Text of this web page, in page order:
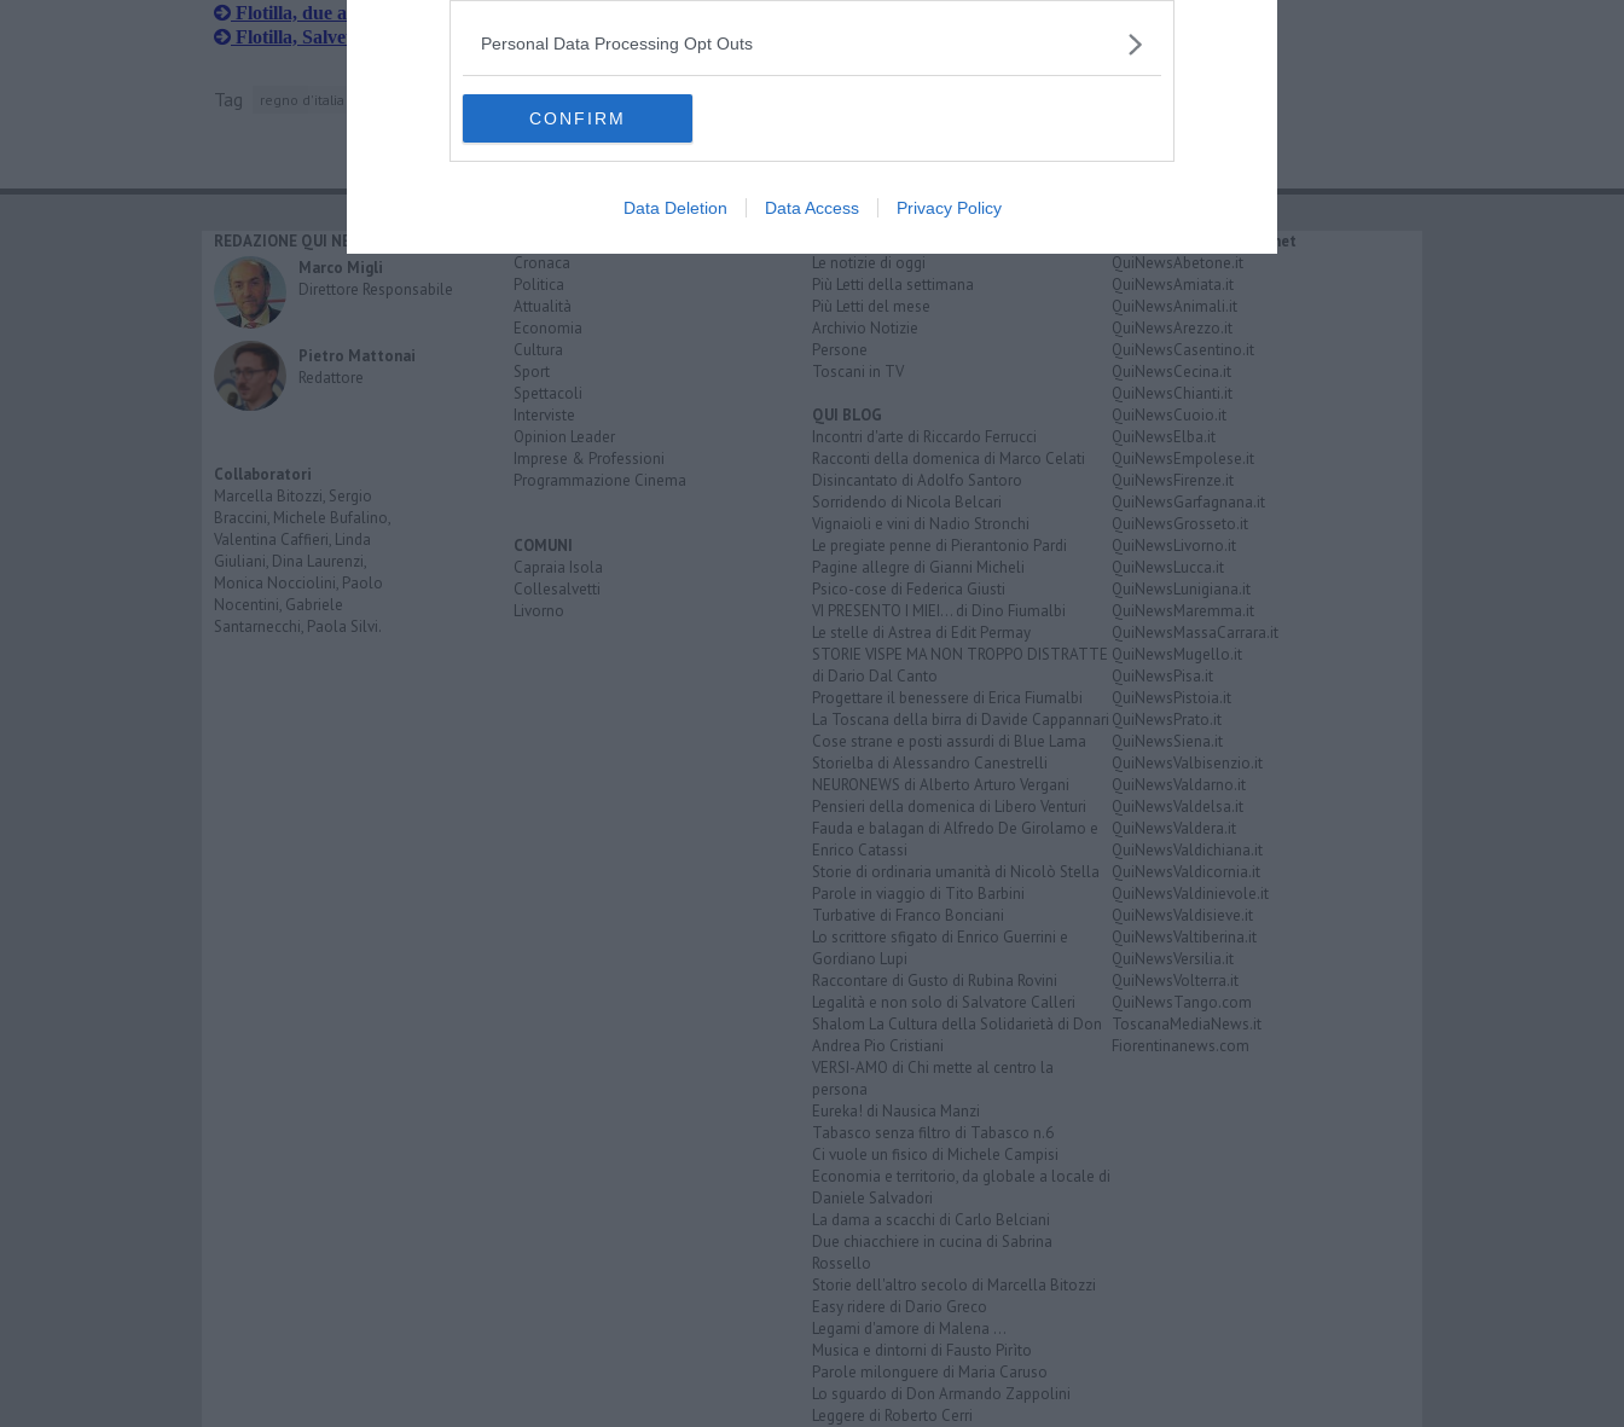
Personal Data Processing Opt Outs
CONFIRM
Data Deletion Data Access Privacy Policy
Flotilla, due attivisti livornesi bloccati
Flotilla, Salvetti scrive a Tajani e Prefetto
Tag regno d'italia istanbul provincia di livorno collesalvetti
REDAZIONE QUI NEWS
Marco Migli
Direttore Responsabile
Pietro Mattonai
Redattore
Collaboratori
Marcella Bitozzi, Sergio
Braccini, Michele Bufalino,
Valentina Caffieri, Linda
Giuliani, Dina Laurenzi,
Monica Nocciolini, Paolo
Nocentini, Gabriele
Santarnecchi, Paola Silvi.
Cronaca
Politica
Attualità
Economia
Cultura
Sport
Spettacoli
Interviste
Opinion Leader
Imprese & Professioni
Programmazione Cinema
COMUNI
Capraia Isola
Collesalvetti
Livorno
Le notizie di oggi
Più Letti della settimana
Più Letti del mese
Archivio Notizie
Persone
Toscani in TV
QUI BLOG
Incontri d'arte di Riccardo Ferrucci
Racconti della domenica di Marco Celati
Disincantato di Adolfo Santoro
Sorridendo di Nicola Belcari
Vignaioli e vini di Nadio Stronchi
Le pregiate penne di Pierantonio Pardi
Pagine allegre di Gianni Micheli
Psico-cose di Federica Giusti
VI PRESENTO I MIEI... di Dino Fiumalbi
Le stelle di Astrea di Edit Permay
STORIE VISPE MA NON TROPPO DISTRATTE
di Dario Dal Canto
Progettare il benessere di Erica Fiumalbi
La Toscana della birra di Davide Cappannari
Cose strane e posti assurdi di Blue Lama
Storielba di Alessandro Canestrelli
NEURONEWS di Alberto Arturo Vergani
Pensieri della domenica di Libero Venturi
Fauda e balagan di Alfredo De Girolamo e
Enrico Catassi
Storie di ordinaria umanità di Nicolò Stella
Parole in viaggio di Tito Barbini
Turbative di Franco Bonciani
Lo scrittore sfigato di Enrico Guerrini e
Gordiano Lupi
Raccontare di Gusto di Rubina Rovini
Legalità e non solo di Salvatore Calleri
Shalom La Cultura della Solidarietà di Don
Andrea Pio Cristiani
VERSI-AMO di Chi mette al centro la
persona
Eureka! di Nausica Manzi
Tabasco senza filtro di Tabasco n.6
Ci vuole un fisico di Michele Campisi
Economia e territorio, da globale a locale di
Daniele Salvadori
La dama a scacchi di Carlo Belciani
Due chiacchiere in cucina di Sabrina
Rossello
Storie dell'altro secolo di Marcella Bitozzi
Easy ridere di Dario Greco
Legami d'amore di Malena ...
Musica e dintorni di Fausto Pirìto
Parole milonguere di Maria Caruso
Lo sguardo di Don Armando Zappolini
Leggere di Roberto Cerri
IL NETWORK QuiNews.net
QuiNewsAbetone.it
QuiNewsAmiata.it
QuiNewsAnimali.it
QuiNewsArezzo.it
QuiNewsCasentino.it
QuiNewsCecina.it
QuiNewsChianti.it
QuiNewsCuoio.it
QuiNewsElba.it
QuiNewsEmpolese.it
QuiNewsFirenze.it
QuiNewsGarfagnana.it
QuiNewsGrosseto.it
QuiNewsLivorno.it
QuiNewsLucca.it
QuiNewsLunigiana.it
QuiNewsMaremma.it
QuiNewsMassaCarrara.it
QuiNewsMugello.it
QuiNewsPisa.it
QuiNewsPistoia.it
QuiNewsPrato.it
QuiNewsSiena.it
QuiNewsValbisenzio.it
QuiNewsValdarno.it
QuiNewsValdelsa.it
QuiNewsValdera.it
QuiNewsValdichiana.it
QuiNewsValdicornia.it
QuiNewsValdinievole.it
QuiNewsValdisieve.it
QuiNewsValtiberina.it
QuiNewsVersilia.it
QuiNewsVolterra.it
QuiNewsTango.com
ToscanaMediaNews.it
Fiorentinanews.com